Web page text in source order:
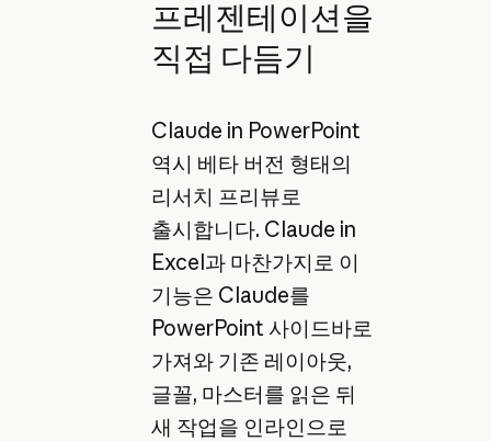
프레젠테이션을
직접 다듬기
Claude in PowerPoint
역시 베타 버전 형태의
리서치 프리뷰로
출시합니다. Claude in
Excel과 마찬가지로 이
기능은 Claude를
PowerPoint 사이드바로
가져와 기존 레이아웃,
글꼴, 마스터를 읽은 뒤
새 작업을 인라인으로